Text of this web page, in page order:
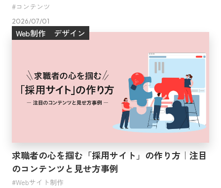
コンテンツ
2026/07/01
Web制作 デザイン
求職者の心を掴む「採用サイト」の作り方｜注目
のコンテンツと見せ方事例
Webサイト制作